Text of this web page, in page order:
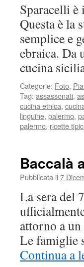
Sparacelli
Questa è la
semplice e
ebraica. Da
cucina
Categorie: Foto,
Tag: assassonati,
cucina etnica,
linguine, palermo,
palermo, ricette
Baccalà
Pubblicata il 7
La sera del
attorno a
Le famiglie
Continua a